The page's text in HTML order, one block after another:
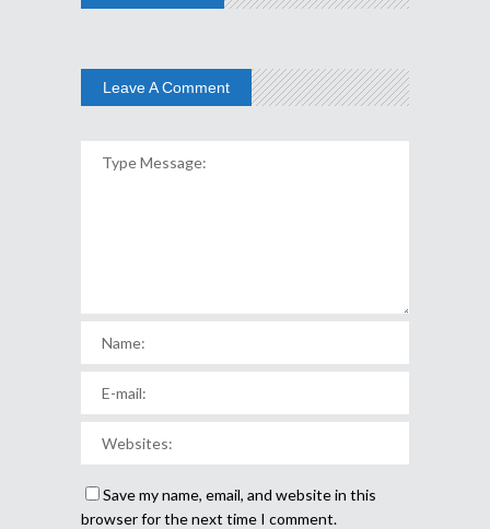
Leave A Comment
Save my name, email, and website in this
browser for the next time I comment.